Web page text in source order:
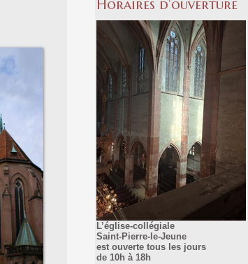
Horaires d'ouverture
L’église-collégiale
Saint-Pierre-le-Jeune
est ouverte tous les jours
de 10h à 18h